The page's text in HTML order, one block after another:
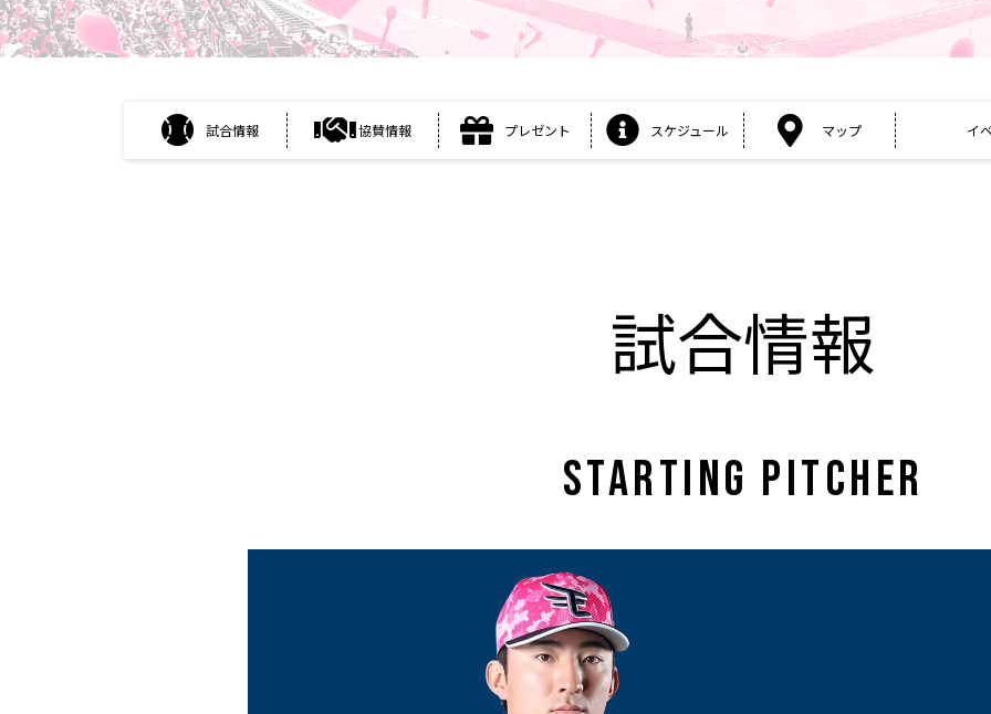
試合情報 協賛情報 プレゼント スケジュール マップ イ
試合情報
STARTING PITCHER